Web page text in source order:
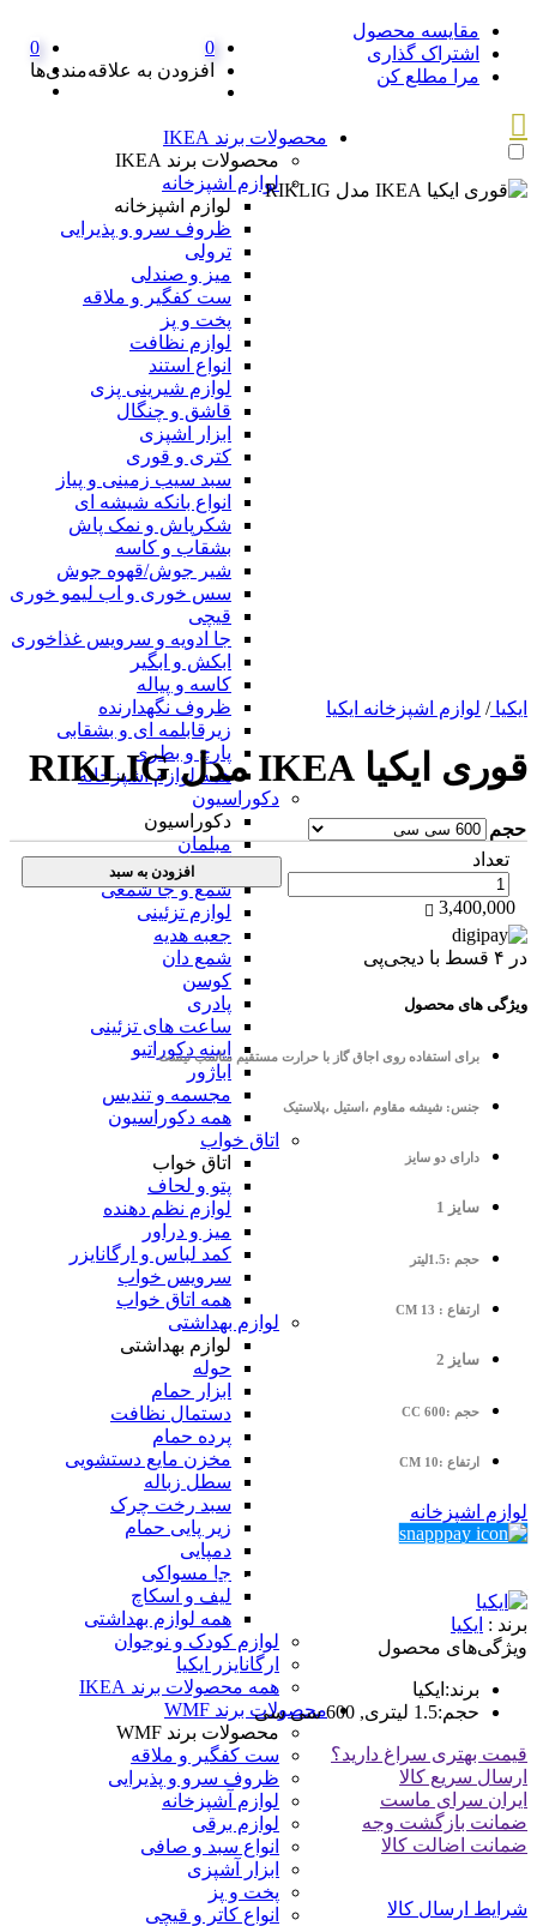
مقایسه محصول
اشتراک گذاری
مرا مطلع کن
0
افزودن به علاقه‌مندی‌ها
0
محصولات برند IKEA
محصولات برند IKEA
لوازم اشپزخانه
لوازم اشپزخانه
ظروف سرو و پذیرایی
ترولی
میز و صندلی
ست کفگیر و ملاقه
پخت و پز
لوازم نظافت
انواع استند
لوازم شیرینی پزی
قاشق و چنگال
ابزار اشپزی
کتری و قوری
سبد سیب زمینی و پیاز
انواع بانکه شیشه ای
شکرپاش و نمک پاش
بشقاب و کاسه
شیر جوش/قهوه جوش
سس خوری و اب لیمو خوری
قیچی
جا ادویه و سرویس غذاخوری
ابکش و ابگیر
کاسه و پیاله
ظروف نگهدارنده
زیرقابلمه ای و بشقابی
پارچ و بطری
همه لوازم اشپزخانه
دکوراسیون
دکوراسیون
مبلمان
گل و گلدان
شمع و جا شمعی
لوازم تزئینی
جعبه هدیه
شمع دان
کوسن
پادری
ساعت های تزئینی
ایینه دکوراتیو
اباژور
مجسمه و تندیس
همه دکوراسیون
اتاق خواب
اتاق خواب
پتو و لحاف
لوازم نظم دهنده
میز و دراور
کمد لباس و ارگانایزر
سرویس خواب
همه اتاق خواب
لوازم بهداشتی
لوازم بهداشتی
حوله
ابزار حمام
دستمال نظافت
پرده حمام
مخزن مایع دستشویی
سطل زباله
سبد رخت چرک
زیر پایی حمام
دمپایی
جا مسواکی
لیف و اسکاچ
همه لوازم بهداشتی
لوازم کودک و نوجوان
ارگانایزر ایکیا
همه محصولات برند IKEA
محصولات برند WMF
محصولات برند WMF
ست کفگیر و ملاقه
ظروف سرو و پذیرایی
لوازم آشپزخانه
لوازم برقی
انواع سبد و صافی
ابزار آشپزی
پخت و پز
انواع کاتر و قیچی
ایکیا / لوازم اشپزخانه ایکیا
قوری ایکیا IKEA مدل RIKLIG
حجم
تعداد
افزودن به سبد
3,400,000
در ۴ قسط با دیجی‌پی
ویژگی های محصول
برای استفاده روی اجاق گاز با حرارت مستقیم مناسب نیست
جنس: شیشه مقاوم ،استیل ،پلاستیک
دارای دو سایز
سایز 1
حجم :1.5لیتر
ارتفاع : 13 CM
سایز 2
حجم :600 CC
ارتفاع :10 CM
لوازم اشپزخانه
برند : ایکیا
ویژگی‌های محصول
برند: ایکیا
حجم:1.5 لیتری, 600 سی سی
قیمت بهتری سراغ دارید؟
ارسال سریع کالا
ایران سرای ماست
ضمانت بازگشت وجه
ضمانت اضالت کالا
شرایط ارسال کالا